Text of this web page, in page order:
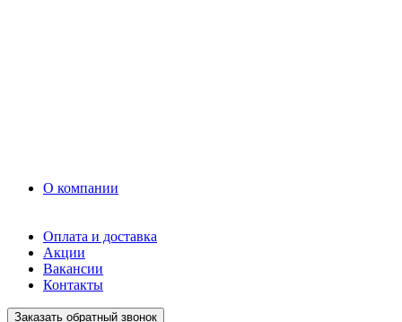
О компании
Оплата и доставка
Акции
Вакансии
Контакты
Заказать обратный звонок